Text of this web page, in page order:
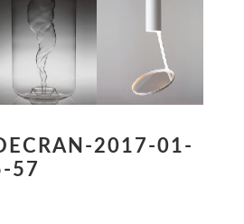
2017-01-
57